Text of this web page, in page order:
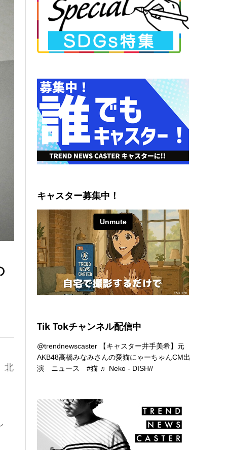
北
キャスター募集中！
Tik Tokチャンネル配信中
@trendnewscaster 【キャスター井手美希】元
AKB48高橋みなみさんの愛猫にゃーちゃんCM出
演 ニュース#猫 ♬ Neko - DISH//